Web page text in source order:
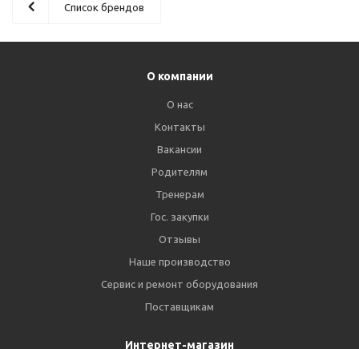
Список брендов
О компании
О нас
Контакты
Вакансии
Родителям
Тренерам
Гос. закупки
Отзывы
Наше производство
Сервис и ремонт оборудования
Поставщикам
Интернет-магазин